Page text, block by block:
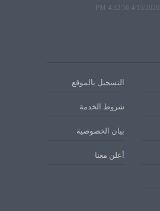
4/15/2026 4:32:56 PM
التسجيل بالموقع
شروط الخدمة
بيان الخصوصية
أعلن معنا